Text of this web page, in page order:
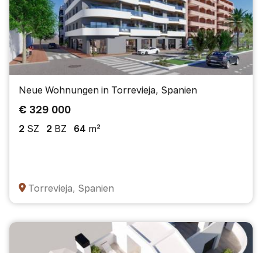
Neue Wohnungen in Torrevieja, Spanien
€ 329 000
2 SZ 2 BZ 64 m²
Torrevieja, Spanien